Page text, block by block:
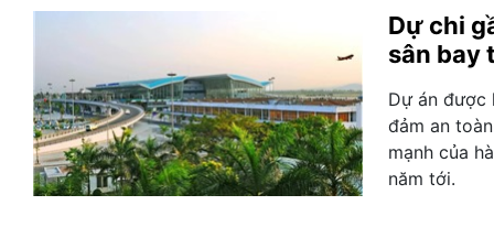
Dự chi
sân bay
Dự án được
đảm an
mạnh của
năm tới.